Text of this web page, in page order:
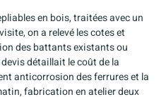
en bois, traitées avec un
on a relevé les cotes et
des battants existants ou
détaillait le coût de la
anticorrosion des ferrures et la
fabrication en atelier deux